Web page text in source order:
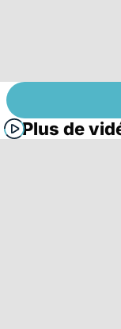
Plus de